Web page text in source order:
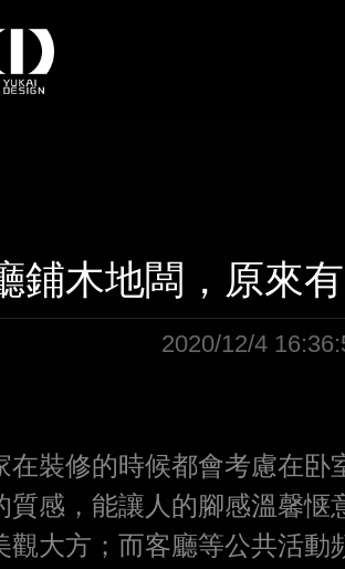
鋪木地闆，原來
2020/12/4
在裝修的時候都會考慮在卧
質感，能讓人的腳感溫馨惬
觀大方；而客廳等公共活動